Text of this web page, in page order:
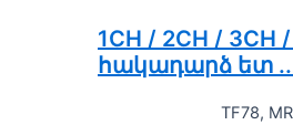
1CH / 2CH / 3CH
հակադարձ ետ
TF78,